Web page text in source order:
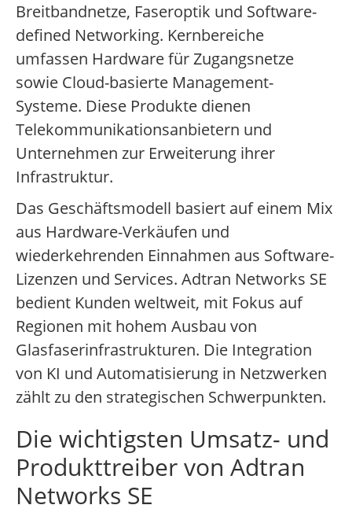
Breitbandnetze, Faseroptik und Software-
defined Networking. Kernbereiche
umfassen Hardware für Zugangsnetze
sowie Cloud-basierte Management-
Systeme. Diese Produkte dienen
Telekommunikationsanbietern und
Unternehmen zur Erweiterung ihrer
Infrastruktur.
Das Geschäftsmodell basiert auf einem Mix
aus Hardware-Verkäufen und
wiederkehrenden Einnahmen aus Software-
Lizenzen und Services. Adtran Networks SE
bedient Kunden weltweit, mit Fokus auf
Regionen mit hohem Ausbau von
Glasfaserinfrastrukturen. Die Integration
von KI und Automatisierung in Netzwerken
zählt zu den strategischen Schwerpunkten.
Die wichtigsten Umsatz- und
Produkttreiber von Adtran
Networks SE